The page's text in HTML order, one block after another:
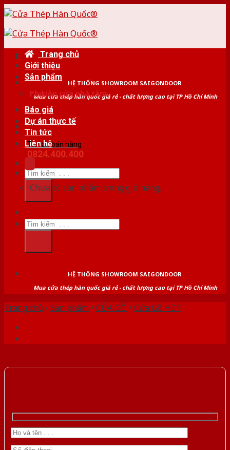
Skip
content
HỆ THỐNG SHOWROOM SAIGONDOOR
Mua cửa thép hàn quốc giá rẻ - chất lượng cao tại TP Hồ Chí Minh
Tư vấn bán hàng
0824.400.400
Tìm
kiếm:
Trang chủ
Giới thiệu
Sản phẩm
Phụ kiện cửa nhà tắm
Báo giá
Dự án thực tế
Tin tức
Liên hệ
Chưa có sản phẩm trong giỏ hàng.
Tìm
kiếm:
HỆ THỐNG SHOWROOM SAIGONDOOR
Mua cửa thép hàn quốc giá rẻ - chất lượng cao tại TP Hồ Chí Minh
Trang chủ /Sản phẩm /CỬA GỖ /Cửa Gỗ HDF